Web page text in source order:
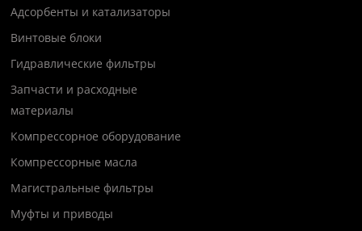
Адсорбенты и катализаторы
Винтовые блоки
Гидравлические фильтры
Запчасти и расходные
материалы
Компрессорное оборудование
Компрессорные масла
Магистральные фильтры
Муфты и приводы